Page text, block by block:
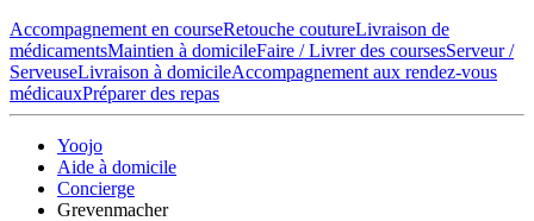
Accompagnement en courseRetouche coutureLivraison de
médicamentsMaintien à domicileFaire / Livrer des coursesServeur /
ServeuseLivraison à domicileAccompagnement aux rendez-vous
médicauxPréparer des repas
Yoojo
Aide à domicile
Concierge
Grevenmacher